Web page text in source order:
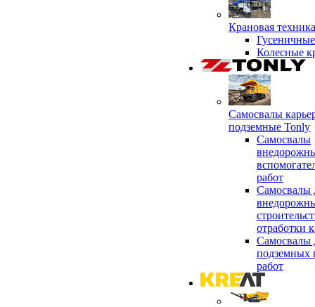
Крановая
Колесные
Самосвалы
подземные Tonly
Самосвалы
работ
Самосвалы
отработки
Самосвалы
подземных
работ